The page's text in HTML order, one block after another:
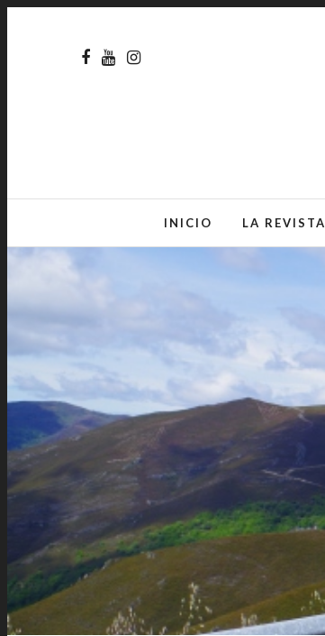
INICIO LA REVISTA